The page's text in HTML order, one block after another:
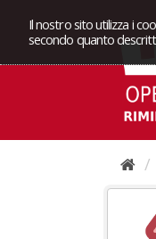
Il nostro sito utilizza i
secondo quanto